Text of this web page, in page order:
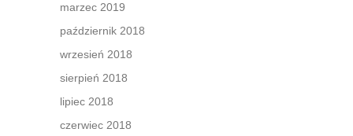
marzec 2019
październik 2018
wrzesień 2018
sierpień 2018
lipiec 2018
czerwiec 2018